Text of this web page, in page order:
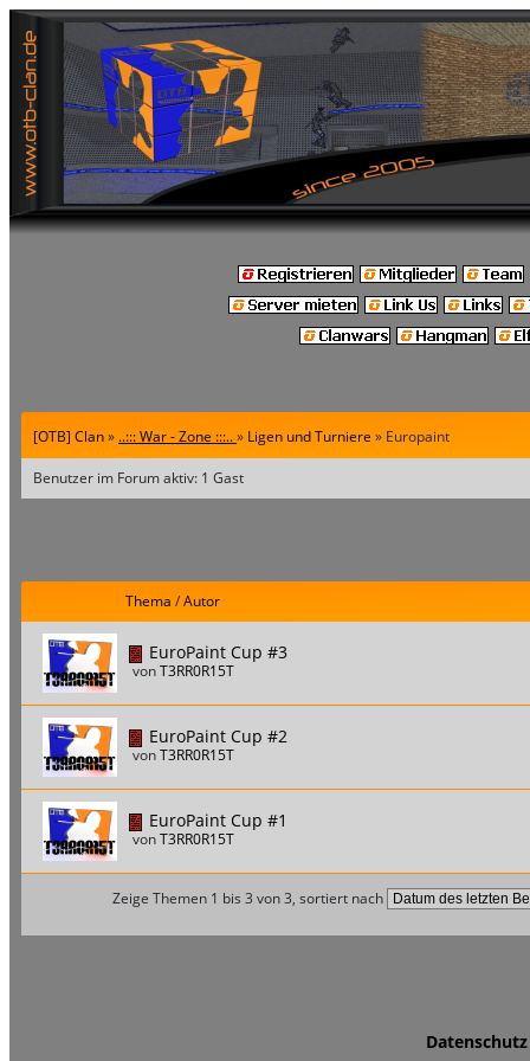
[OTB] Clan» ..::: War - Zone :::..» Ligen und Turniere » Europaint
Benutzer im Forum aktiv: 1 Gast
Thema /Autor
EuroPaint Cup #3
vonT3RR0R15T
EuroPaint Cup #2
vonT3RR0R15T
EuroPaint Cup #1
vonT3RR0R15T
Zeige Themen 1 bis 3 von 3, sortiert nach
Datenschutz